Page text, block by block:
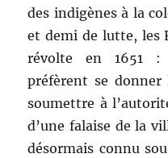
des indigènes à la
et demi de lutte, les
révolte en 1651 :
préfèrent se
soumettre à
d’une falaise de la
désormais connu